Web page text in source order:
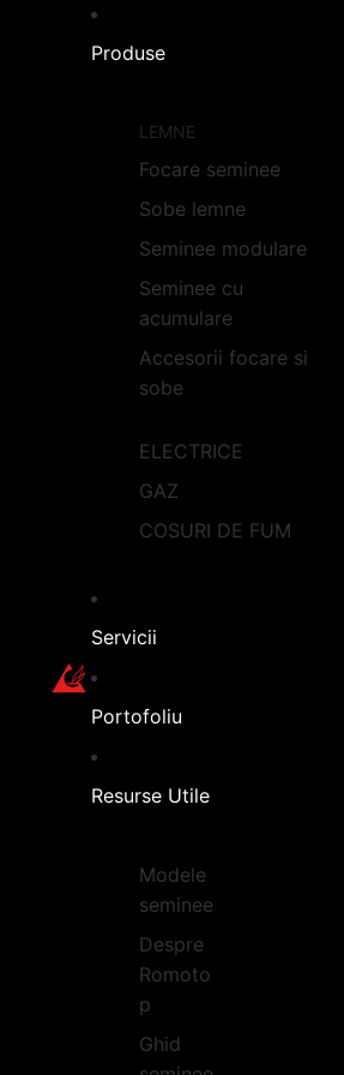
Produse
LEMNE
Focare seminee
Sobe lemne
Seminee modulare
Seminee cu
acumulare
Accesorii focare si
sobe
ELECTRICE
GAZ
COSURI DE FUM
Servicii
Portofoliu
Resurse Utile
Modele
seminee
Despre
Romoto
p
Ghid